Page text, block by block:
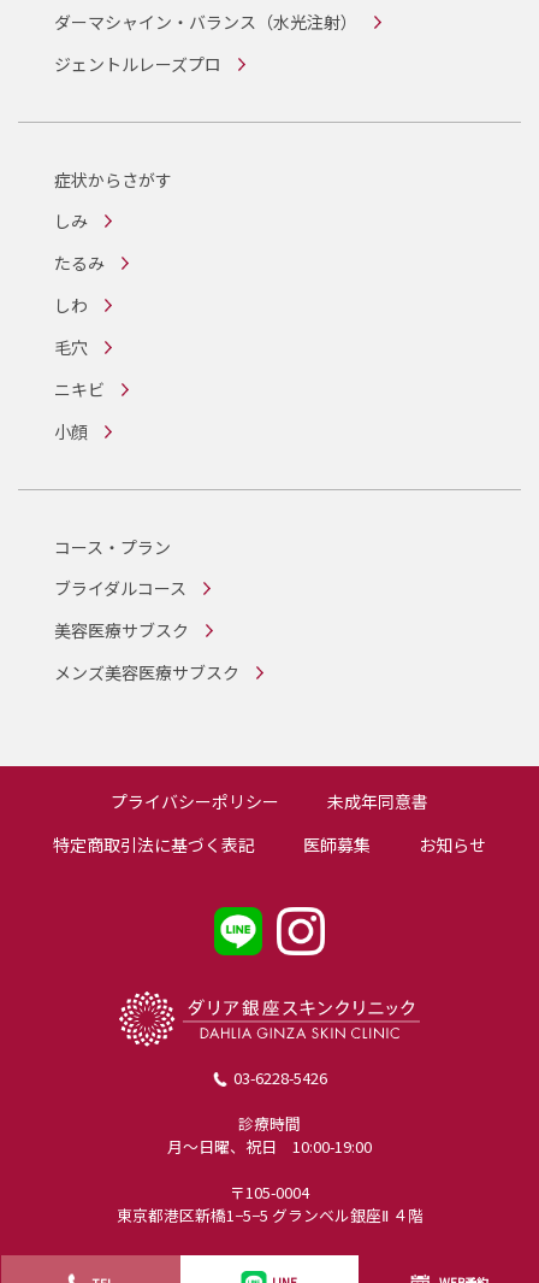
ダーマシャイン・バランス （水光注射）
ジェントルレーズプロ
症状からさがす
しみ
たるみ
しわ
毛穴
ニキビ
小顔
コース・プラン
ブライダルコース
美容医療サブスク
メンズ美容医療サブスク
プライバシーポリシー
未成年同意書
特定商取引法に基づく表記
医師募集 お知らせ
03-6228-5426
診療時間
月〜日曜、祝日 10:00-19:00
〒105-0004
東京都港区新橋1−5−5 グランベル銀座Ⅱ ４階